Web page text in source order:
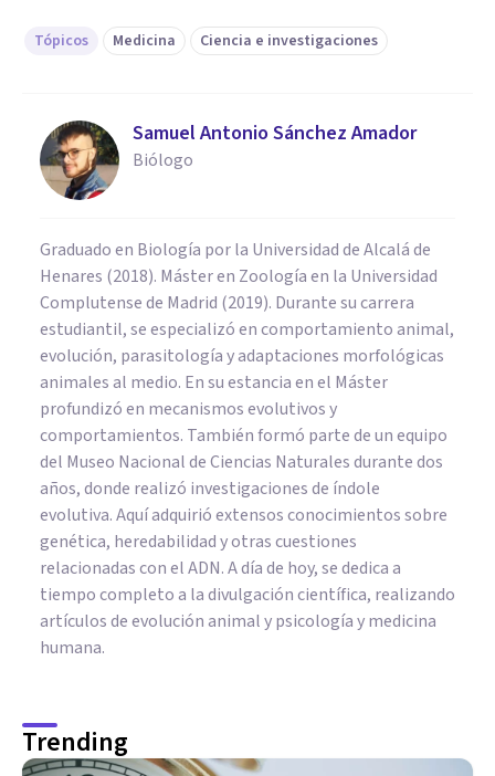
Tópicos Medicina Ciencia e investigaciones
Samuel Antonio Sánchez Amador
Biólogo
Graduado en Biología por la Universidad de Alcalá de
Henares (2018). Máster en Zoología en la Universidad
Complutense de Madrid (2019). Durante su carrera
estudiantil, se especializó en comportamiento animal,
evolución, parasitología y adaptaciones morfológicas
animales al medio. En su estancia en el Máster
profundizó en mecanismos evolutivos y
comportamientos. También formó parte de un equipo
del Museo Nacional de Ciencias Naturales durante dos
años, donde realizó investigaciones de índole
evolutiva. Aquí adquirió extensos conocimientos sobre
genética, heredabilidad y otras cuestiones
relacionadas con el ADN. A día de hoy, se dedica a
tiempo completo a la divulgación científica, realizando
artículos de evolución animal y psicología y medicina
humana.
Trending